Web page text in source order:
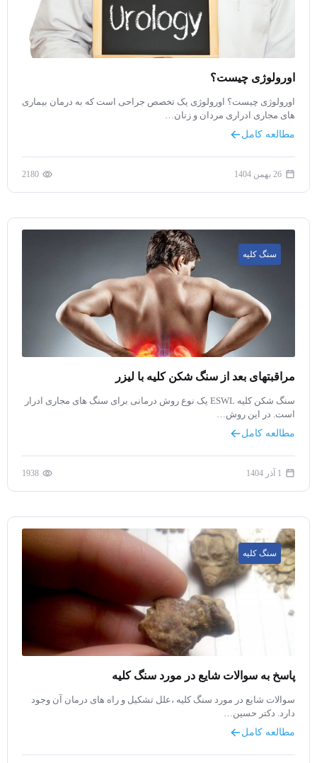
اورولوژی چیست؟
اورولوژی چیست؟ اورولوژی یک تخصص جراحی است که به درمان بیماری
های مجاری ادراری مردان و زنان…
مطالعه کامل
26 بهمن 1404 2180
سنگ کلیه
مراقبتهای بعد از سنگ شکن کلیه با لیزر
سنگ شکن کلیه ESWL یک نوع روش درمانی برای سنگ های مجاری ادرار
است. در این روش…
مطالعه کامل
1 آذر 1404 1938
سنگ کلیه
پاسخ به سوالات شایع در مورد سنگ کلیه
سوالات شایع در مورد سنگ کلیه ،علل تشکیل و راه های درمان آن وجود
دارد. دکتر حسین…
مطالعه کامل